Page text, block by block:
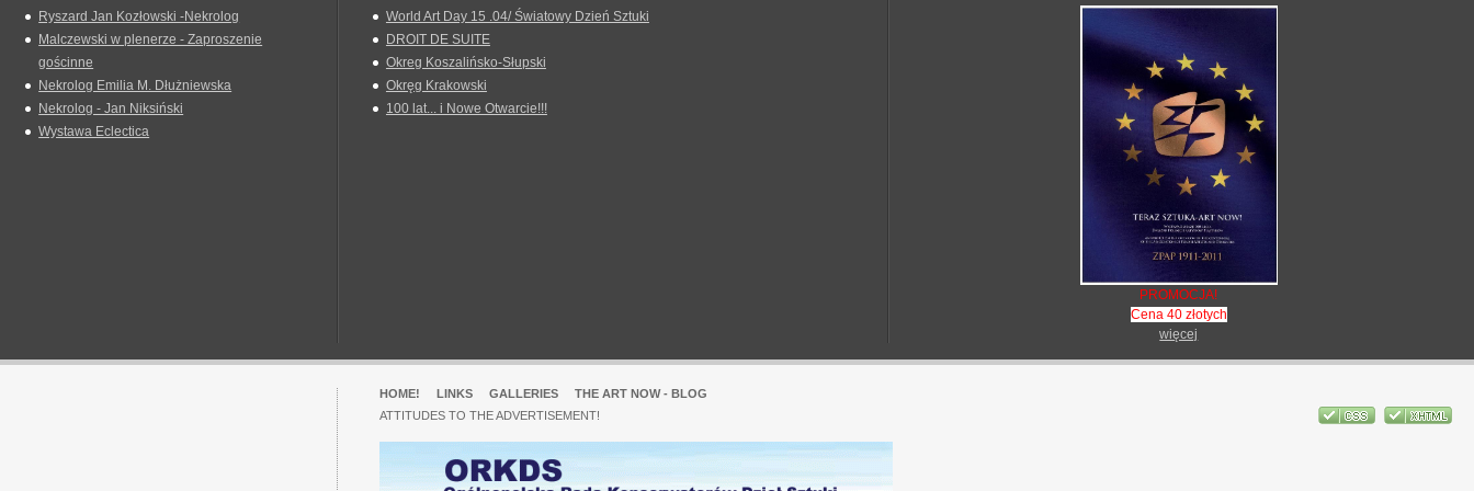
Ryszard Jan Kozłowski -Nekrolog
Malczewski w plenerze - Zaproszenie
gościnne
Nekrolog Emilia M. Dłużniewska
Nekrolog - Jan Niksiński
Wystawa Eclectica
World Art Day 15 .04/ Światowy Dzień Sztuki
DROIT DE SUITE
Okreg Koszalińsko-Słupski
Okręg Krakowski
100 lat... i Nowe Otwarcie!!!
PROMOCJA!
Cena 40 złotych
więcej
HOME! LINKS GALLERIES
THE ART NOW - BLOG
ATTITUDES TO THE ADVERTISEMENT!